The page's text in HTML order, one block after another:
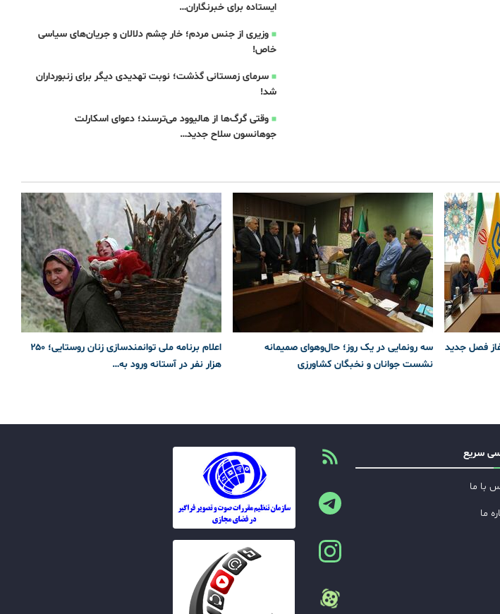
ایستاده برای خبرنگاران…
وزیری از جنس مردم؛ خار چشم دلالان و جریان‌های سیاسی
خاص!
سرمای زمستانی گذشت؛ نوبت تهدیدی دیگر برای زنبورداران
شد!
وقتی گرگ‌ها از هالیوود می‌ترسند؛ دعوای اسکارلت
جوهانسون سلاح جدید…
فصل جدید
سه رونمایی در یک روز؛ حال‌وهوای صمیمانه
نشست جوانان و نخبگان کشاورزی
اعلام برنامه ملی توانمندسازی زنان روستایی؛ ۲۵۰
هزار نفر در آستانه ورود به…
سریع
با ما
ما